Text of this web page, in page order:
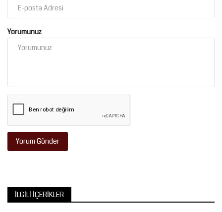
Yorumunuz
Yorum Gönder
İLGILI İÇERIKLER